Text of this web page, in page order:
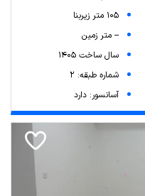
105 متر زیربنا
-- متر زمین
سال ساخت 1405
شماره طبقه: 2
آسانسور: دارد